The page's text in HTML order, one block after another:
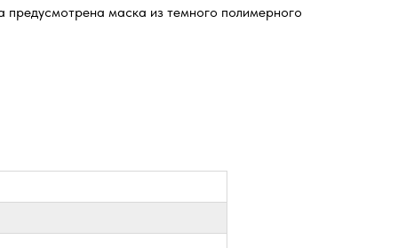
предусмотрена маска из темного полимерного